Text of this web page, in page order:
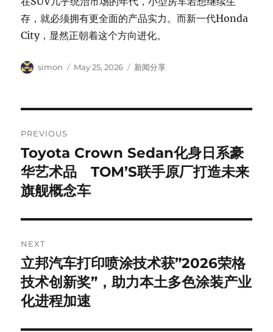
存，就必须拥有更全面的产品实力。而新一代Honda
City，显然正朝着这个方向进化。
Author
simon
Posted
May 25, 2026 Categories
新闻分享
navigation
PREVIOUS
Previous
post:
Toyota Crown Sedan化身日系豪
华艺术品 TOM’S联手原厂打造未来
旗舰概念车
NEXT
Next
post:
立邦汽车打印喷涂技术获”2026荣格
技术创新奖”，助力本土多色涂装产业
化进程加速